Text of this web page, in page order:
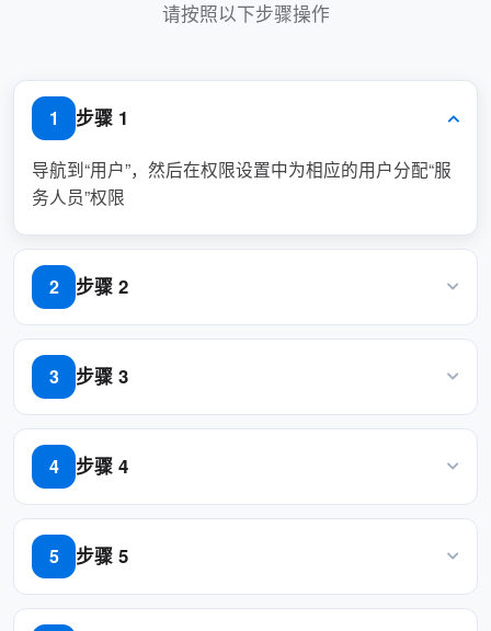
增强的用户体验
通过将服务与资源预留集成来简化预订
流程。
灵活的服务选项
其能够适应不同的活动需求。
用户可以轻松修改或更新其服务请求。
非常适合活动频率高的组织
业。
通过有效的资源和服务协调确保事件的
无缝执行。
减少行政工作
请按照以下步骤操作
1 步骤 1
导航到“用户”，然后在权限设置中为相应的用户分配“服
务人员”权限
2 步骤 2
导航到“服务”并创建预订服务
3 步骤 3
在名称字段中输入“Tea service”，然后选择“预订前”服务
类型
4 步骤 4
设置服务周期
5 步骤 5
启用 “Must be selected”